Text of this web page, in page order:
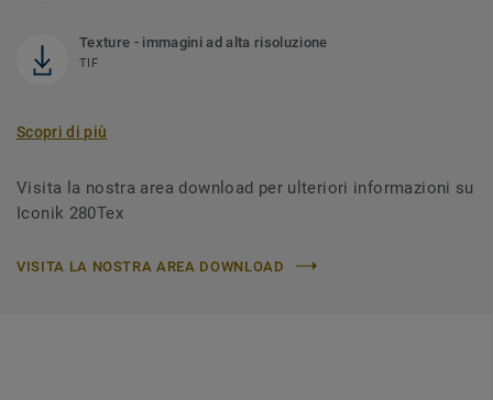
Texture - immagini ad alta risoluzione
TIF
Scopri di più
Visita la nostra area download per ulteriori informazioni su
Iconik 280Tex
VISITA LA NOSTRA AREA DOWNLOAD